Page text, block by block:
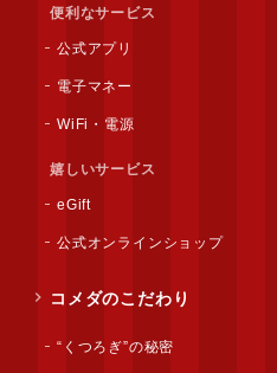
便利なサービス
公式アプリ
電子マネー
WiFi・電源
嬉しいサービス
eGift
公式オンラインショップ
コメダのこだわり
“くつろぎ”の秘密